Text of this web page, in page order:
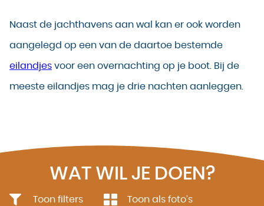
Naast de jachthavens aan wal kan er ook worden
aangelegd op een van de daartoe bestemde
eilandjes voor een overnachting op je boot. Bij de
meeste eilandjes mag je drie nachten aanleggen.
WAT WIL JE DOEN?
Toon filters Toon als foto’s